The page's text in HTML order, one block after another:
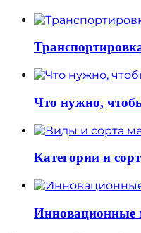
Что нужно,
Категории и
Инновационные